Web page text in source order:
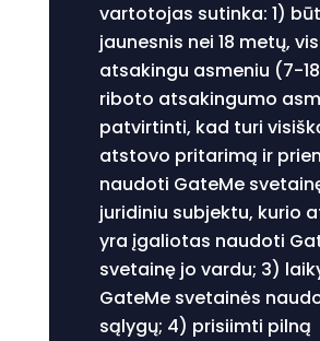
vartotojas sutinka: 1)
jaunesnis nei 18 metų,
atsakingu asmeniu (7-
riboto atsakingumo
patvirtinti, kad turi
atstovo pritarimą ir
naudoti GateMe
juridiniu subjektu, kurio
yra įgaliotas naudoti
svetainę jo vardu; 3)
GateMe svetainės
sąlygų; 4) prisiimti pilną